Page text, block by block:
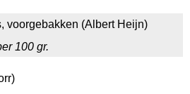
voorgebakken (Albert Heijn)
100 gr.